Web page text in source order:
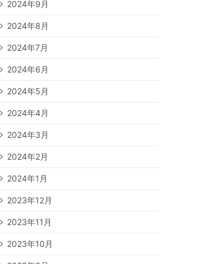
2024年9月
2024年8月
2024年7月
2024年6月
2024年5月
2024年4月
2024年3月
2024年2月
2024年1月
2023年12月
2023年11月
2023年10月